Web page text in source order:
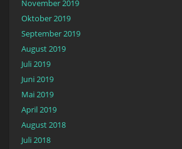
November 2019
Oktober 2019
September 2019
August 2019
Juli 2019
Juni 2019
Mai 2019
April 2019
August 2018
Juli 2018